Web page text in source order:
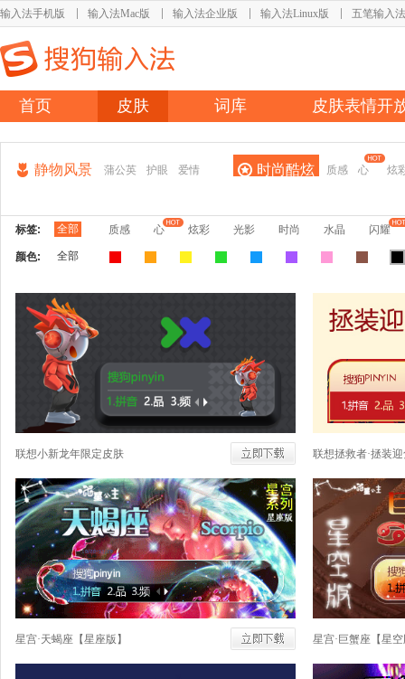
输入法手机版 输入法Mac版 输入法企业版 输入法Linux版 五笔输入法
首页 皮肤 词库 皮肤表情开
静物风景 蒲公英 护眼 爱情 时尚酷炫 质感 心 炫
标签: 全部 质感 心 炫彩 光影 时尚 水晶 闪耀
颜色: 全部
联想小新龙年限定皮肤 联想拯救者·拯装
星宫·天蝎座【星座版】 星宫·巨蟹座【星